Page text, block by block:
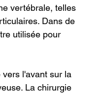
vertébrale, telles
Dans de
utilisée pour
vers l'avant sur la
La chirurgie